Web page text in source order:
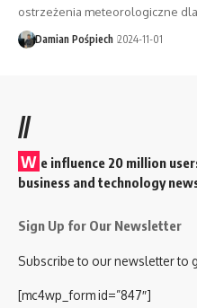
ostrzeżenia meteorologiczne
Damian Pośpiech 2024-11-01
//
W e influence 20 million
business and technology
Sign Up for Our Newsletter
Subscribe to our newsletter to
[mc4wp_form id=”847″]